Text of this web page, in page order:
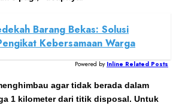
Barang Bekas: Solusi
Kebersamaan Warga
Powered by Inline Related Posts
agar tidak berada dalam
1 kilometer dari titik disposal. Untuk